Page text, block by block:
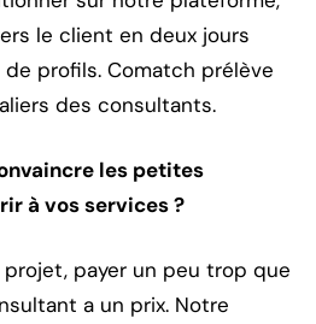
le client en deux jours
profils. Comatch prélève
des consultants.
les petites
à vos services ?
projet, payer un peu trop que
a un prix. Notre